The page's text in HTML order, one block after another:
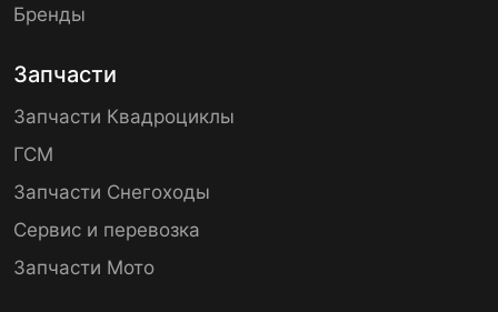
Бренды
Запчасти
Запчасти Квадроциклы
ГСМ
Запчасти Снегоходы
Сервис и перевозка
Запчасти Мото